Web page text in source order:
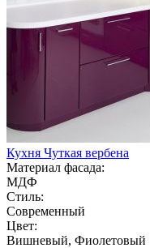
Кухня Чуткая вербена
Материал фасада:
МДФ
Стиль:
Современный
Цвет:
Вишневый, Фиолетовый